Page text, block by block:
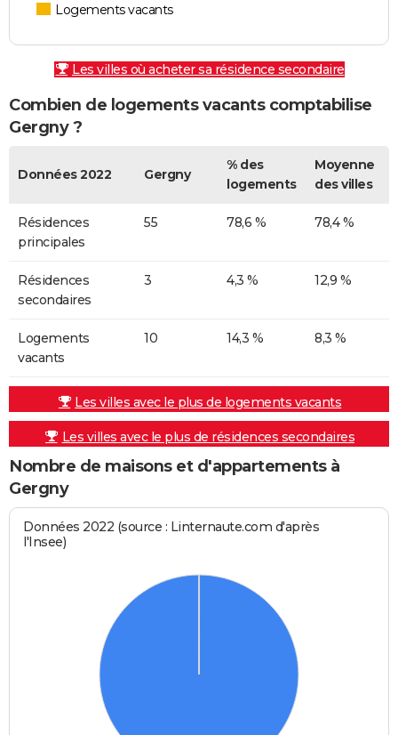
Logements vacants
Les villes où acheter sa résidence secondaire
Combien de logements vacants comptabilise
Gergny ?
Données 2022 Gergny
% des
logements
Moyenne
des villes
Résidences
principales
55 78,6 % 78,4 %
Résidences
secondaires
3 4,3 % 12,9 %
Logements
vacants
10 14,3 % 8,3 %
Les villes avec le plus de logements vacants
Les villes avec le plus de résidences secondaires
Nombre de maisons et d'appartements à
Gergny
Données 2022 (source : Linternaute.com d'après
l'Insee)